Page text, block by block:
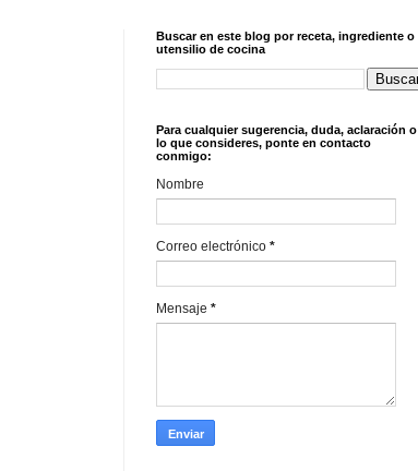
Buscar en este blog por receta, ingrediente o
utensilio de cocina
Para cualquier sugerencia, duda, aclaración o
lo que consideres, ponte en contacto
conmigo:
Nombre
Correo electrónico *
Mensaje *